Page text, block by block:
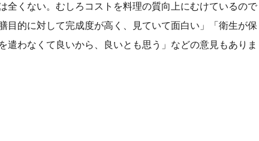
全くない。むしろコストを料理の質向上にむけているので
目的に対して完成度が高く、見ていて面白い」「衛生が保
遣わなくて良いから、良いとも思う」などの意見もありま